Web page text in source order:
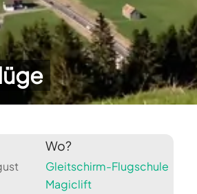
Wo?
Gleitschirm-Flugschule
Magiclift